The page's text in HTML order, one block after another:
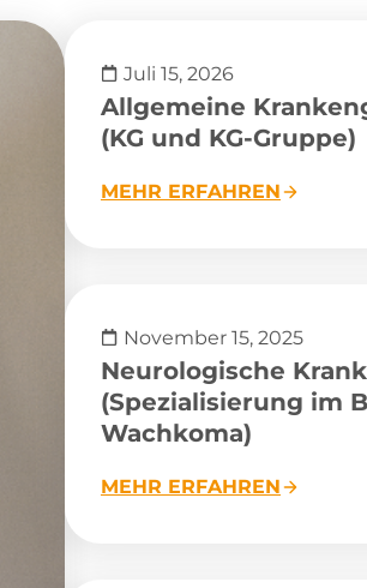
Juli 15, 2026
Allgemeine
(KG und KG-Gruppe)
MEHR ERFAHREN
November 15, 2025
Neurologische
(Spezialisierung im
Wachkoma)
MEHR ERFAHREN